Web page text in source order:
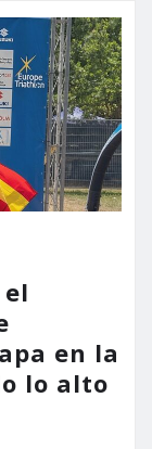
en la
lo alto